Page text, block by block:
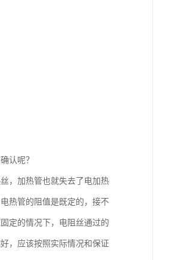
认呢？
，加热管也就失去了电加热
热管的阻值是既定的，接不
定的情况下，电阻丝通过的
，应该按照实际情况和保证